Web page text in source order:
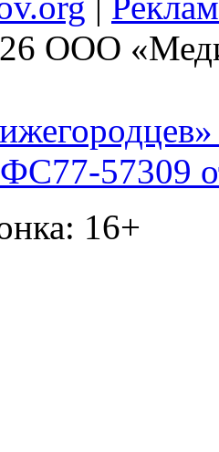
ООО
57309
16+